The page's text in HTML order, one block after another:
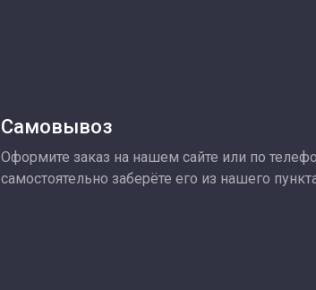
Самовывоз
Оформите заказ на нашем сайте или по
самостоятельно заберёте его из нашего